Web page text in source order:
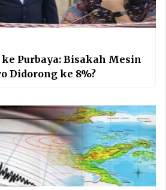
Purbaya: Bisakah Mesin
Didorong ke 8%?